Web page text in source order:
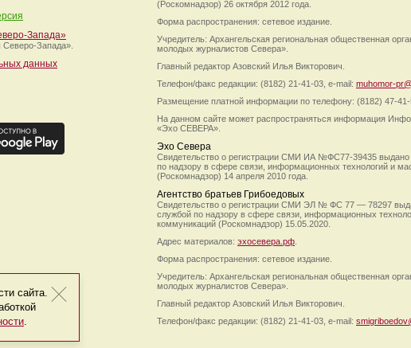
Запада»
Запада».
данных
(Роскомнадзор) 26 октября 2012 года.
Форма распространения: сетевое издание.
Учредитель: Архангельская региональная общественная
молодых журналистов Севера».
Главный редактор Азовский Илья Викторович.
Телефон/факс редакции: (8182) 21-41-03, e-mail: muhomor-
Размещение платной информации по телефону: (8182) 47-
На данном сайте может распространяться информация
«Эхо СЕВЕРА».
Эхо Севера
Свидетельство о регистрации СМИ ИА №ФС77-39435 выдано
по надзору в сфере связи, информационных технологий и
(Роскомнадзор) 14 апреля 2010 года.
Агентство братьев Грибоедовых
Свидетельство о регистрации СМИ ЭЛ № ФС 77 — 78297
службой по надзору в сфере связи, информационных
коммуникаций (Роскомнадзор) 15.05.2020.
Адрес материалов: эхосевера.рф
Форма распространения: сетевое издание.
Учредитель: Архангельская региональная общественная
молодых журналистов Севера».
Главный редактор Азовский Илья Викторович.
Телефон/факс редакции: (8182) 21-41-03, e-mail:
сайта.
.